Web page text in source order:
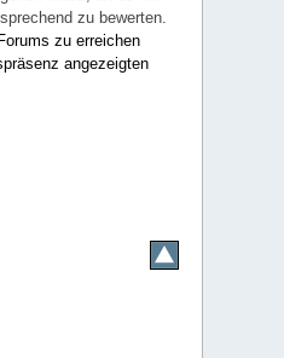
zu bewerten.
zu erreichen
angezeigten